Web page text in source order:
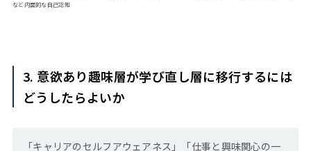
など内面的な自己認知
3. 意欲あり趣味層が学び直し層に移行するには
どうしたらよいか
「キャリアのセルフアウェアネス」「仕事と興味関心の一